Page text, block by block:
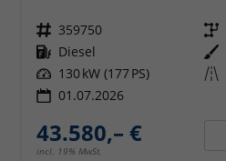
Fahrzeugnr. 359750 Getriebe
Kraftstoff Diesel Außenfarbe
Leistung 130 kW (177 PS) Kilometerstand
01.07.2026
43.580,– €
incl. 19% MwSt.